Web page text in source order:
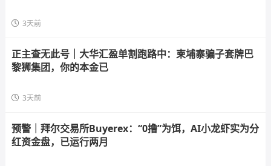
3天前
正主查无此号｜大华汇盈单割跑路中：柬埔寨骗子套牌巴
黎狮集团，你的本金已
3天前
预警｜拜尔交易所Buyerex：“0撸”为饵，AI小龙虾实为分
红资金盘，已运行两月